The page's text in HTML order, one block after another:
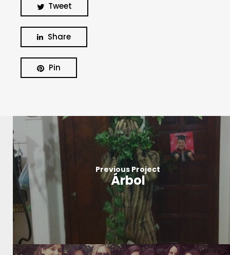
Tweet
Share
Pin
Previous Project
Árbol